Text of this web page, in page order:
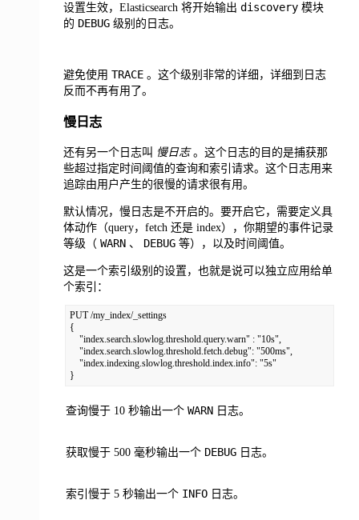
设置生效，Elasticsearch 将开始输出 discovery模块
的 DEBUG级别的日志。
避免使用 TRACE。这个级别非常的详细，详细到日志
反而不再有用了。
慢日志
还有另一个日志叫 慢日志。这个日志的目的是捕获那
些超过指定时间阈值的查询和索引请求。这个日志用来
追踪由用户产生的很慢的请求很有用。
默认情况，慢日志是不开启的。要开启它，需要定义具
体动作（query，fetch 还是 index），你期望的事件记录
等级（ WARN 、 DEBUG等），以及时间阈值。
这是一个索引级别的设置，也就是说可以独立应用给单
个索引：
PUT /my_index/_settings
{
"index.search.slowlog.threshold.query.warn" : "10s",
"index.search.slowlog.threshold.fetch.debug": "500ms",
"index.indexing.slowlog.threshold.index.info": "5s"
}
查询慢于 10 秒输出一个 WARN 日志。
获取慢于 500 毫秒输出一个 DEBUG日志。
索引慢于 5 秒输出一个 INFO日志。